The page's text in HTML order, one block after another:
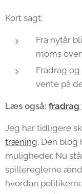
Kort sagt:
Fra nytår
moms
Fradrag
vente på
Læs også: fradrag
Jeg har tidligere
træning. Den
muligheder. Nu
spillereglerne
hvordan